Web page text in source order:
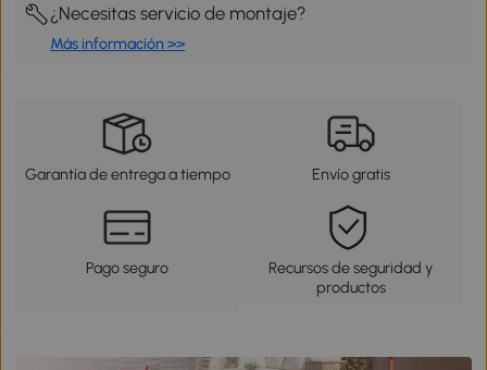
¿Necesitas servicio de montaje?
Más información >>
Garantía de entrega a tiempo Envío gratis
Pago seguro
Recursos de seguridad y
productos